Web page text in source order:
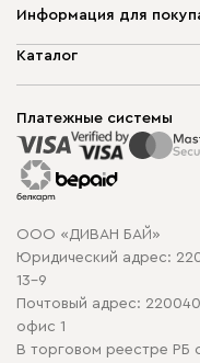
Информация для
О компании
Способы оплаты
Рассрочка и кредит
Гарантия
Карта сайта
Политика
Политика в отношении
Каталог
Корпусная мебель
Распродажа мебели
Платежные системы
ООО «ДИВАН БАЙ»
Юридический адрес:
13-9
Почтовый адрес:
офис 1
В торговом реестре РБ